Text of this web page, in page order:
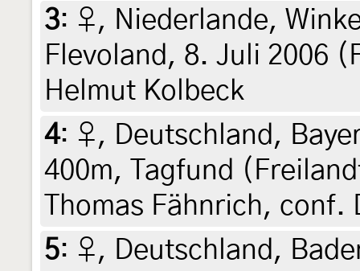
3: ♀, Niederlande,
Flevoland, 8. Juli 2006
Helmut Kolbeck
4: ♀, Deutschland,
400m, Tagfund
Thomas Fähnrich,
5: ♀, Deutschland,